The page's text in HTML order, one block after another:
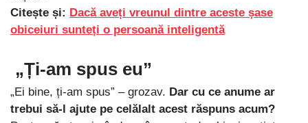
Citește și: Dacă aveți vreunul dintre aceste șase
obiceiuri sunteți o persoană inteligentă
„Ți-am spus eu”
„Ei bine, ți-am spus” – grozav. Dar cu ce anume ar
trebui să-l ajute pe celălalt acest răspuns acum?